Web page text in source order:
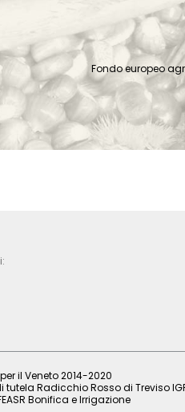
Fondo europeo
il Veneto 2014-2020
Radicchio Rosso di Treviso
Bonifica e Irrigazione